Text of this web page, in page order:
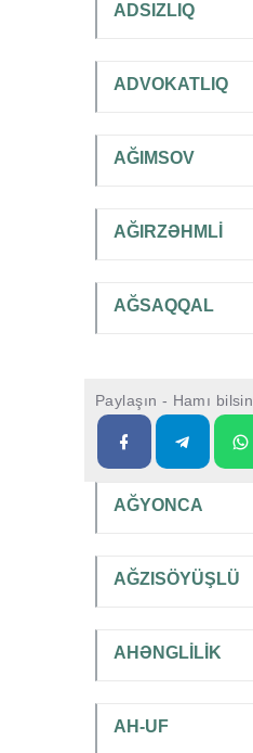
ADSIZLIQ
ADVOKATLIQ
AĞIMSOV
AĞIRZƏHMLİ
AĞSAQQAL
Paylaşın - Hamı bilsin
AĞYONCA
AĞZISÖYÜŞLÜ
AHƏNGLİLİK
AH-UF